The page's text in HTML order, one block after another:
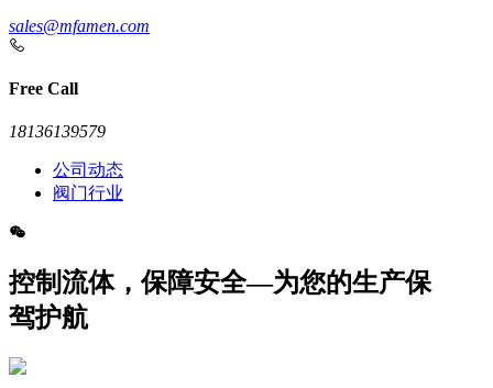
sales@mfamen.com
Free Call
18136139579
公司动态
阀门行业
控制流体，保障安全—为您的生产保
驾护航